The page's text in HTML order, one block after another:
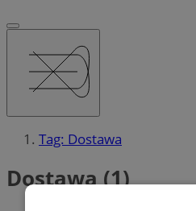
Tag: Dostawa
Dostawa (1)